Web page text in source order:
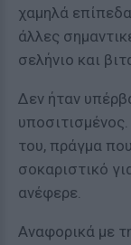
χαμηλά
άλλες
σελήνιο και
Δεν ήταν
του, πράγμα
σοκαριστικό
ανέφερε.
Αναφορικά με